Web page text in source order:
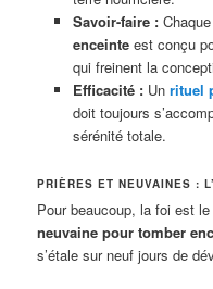
Savoir-faire :Chaque
enceinteest conçu
qui freinent la
Efficacité :Un rituel
doit toujours
sérénité totale.
PRIÈRES ET NEUVAINES :
Pour beaucoup, la foi est
neuvaine pour tomber
s’étale sur neuf jours de